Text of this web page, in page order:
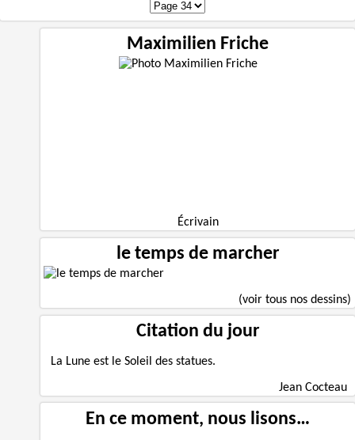
Maximilien Friche
Écrivain
le temps de marcher
(voir tous nos dessins)
Citation du jour
La Lune est le Soleil des statues.
Jean Cocteau
En ce moment, nous lisons…